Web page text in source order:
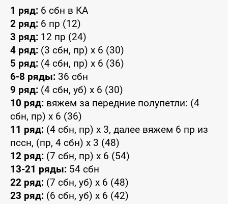
1 ряд: 6 сбн в КА
2 ряд: 6 пр (12)
3 ряд: 12 пр (24)
4 ряд: (3 сбн, пр) x 6 (30)
5 ряд: (4 сбн, пр) x 6 (36)
6-8 ряды: 36 сбн
9 ряд: (4 сбн, уб) x 6 (30)
10 ряд: вяжем за передние полупетли: (4
сбн, пр) x 6 (36)
11 ряд: (4 сбн, пр) x 3, далее вяжем 6 пр из
пссн, (пр, 4 сбн) x 3 (48)
12 ряд: (7 сбн, пр) x 6 (54)
13-21 ряды: 54 сбн
22 ряд: (7 сбн, уб) x 6 (48)
23 ряд: (6 сбн, уб) x 6 (42)